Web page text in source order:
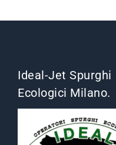
Ideal-Jet Spurghi
Ecologici Milano.